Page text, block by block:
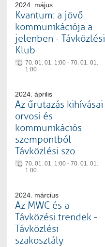
2024. május
Kvantum: a jövő
kommunikációja a
jelenben - Távközlési
Klub
70. 01. 01. 1:00 - 70. 01. 01.
1:00
2024. április
Az űrutazás kihívásai
orvosi és
kommunikációs
szempontból –
Távközlési szo.
70. 01. 01. 1:00 - 70. 01. 01.
1:00
2024. március
Az MWC és a
Távközési trendek -
Távközlési
szakosztály